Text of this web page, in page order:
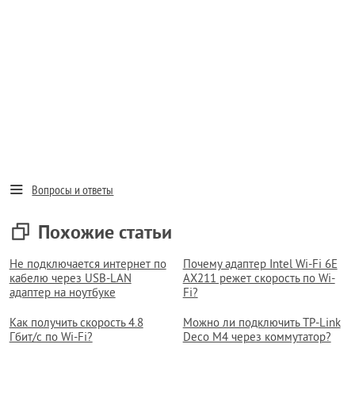
Вопросы и ответы
Похожие статьи
Не подключается интернет по
кабелю через USB-LAN
адаптер на ноутбуке
Почему адаптер Intel Wi-Fi 6E
AX211 режет скорость по Wi-
Fi?
Как получить скорость 4.8
Гбит/с по Wi-Fi?
Можно ли подключить TP-Link
Deco M4 через коммутатор?